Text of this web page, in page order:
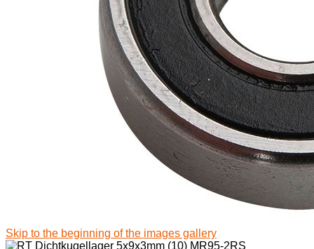
Skip to the beginning of the images gallery